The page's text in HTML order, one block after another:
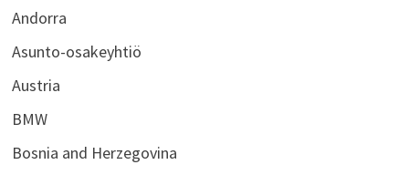
Andorra
Asunto-osakeyhtiö
Austria
BMW
Bosnia and Herzegovina